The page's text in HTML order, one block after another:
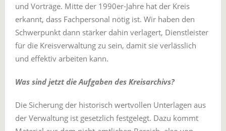
und Vorträge. Mitte der 1990er-Jahre hat der Kreis
erkannt, dass Fachpersonal nötig ist. Wir haben den
Schwerpunkt dann stärker dahin verlagert, Dienstleister
für die Kreisverwaltung zu sein, damit sie verlässlich
und effektiv arbeiten kann.
Was sind jetzt die Aufgaben des Kreisarchivs?
Die Sicherung der historisch wertvollen Unterlagen aus
der Verwaltung ist gesetzlich festgelegt. Dazu kommt